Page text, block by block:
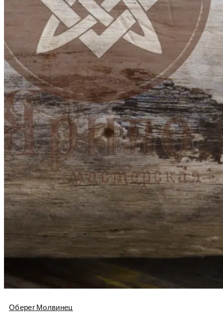
Оберег Молвинец